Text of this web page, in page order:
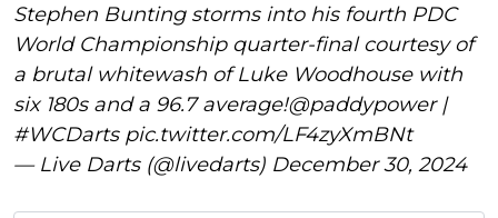
Stephen Bunting storms into his fourth PDC
World Championship quarter-final courtesy of
a brutal whitewash of Luke Woodhouse with
six 180s and a 96.7 average!@paddypower|
#WCDarts pic.twitter.com/LF4zyXmBNt
— Live Darts (@livedarts) December 30, 2024